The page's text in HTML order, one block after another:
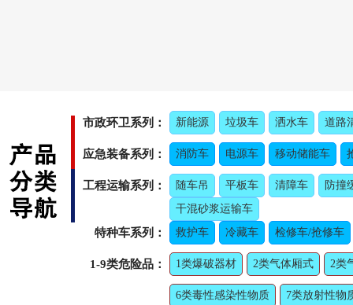
市政环卫系列： 新能源 垃圾车 洒水车 道路
应急装备系列： 消防车 电源车 移动储能车
工程运输系列： 随车吊 平板车 清障车
防撞
干混砂浆运输车
特种车系列： 救护车 冷藏车 检修车/抢修车
1-9类危险品： 1类爆破器材 2类气体厢式 2类
6类毒性感染性物质 7类放射性物